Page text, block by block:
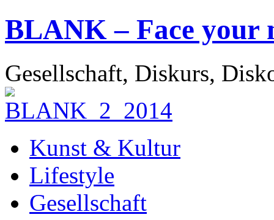
BLANK – Face your
Gesellschaft, Diskurs,
Kunst & Kultur
Lifestyle
Gesellschaft